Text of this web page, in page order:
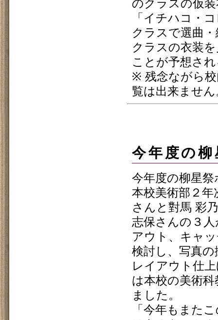
のクラスの仮
「イチハコ・
クラスで選曲
クラスの衣装
ことが予想さ
※ 残念ながら
覧は出来ませ
今年度の
今年度の柳星
本校美術部２年
さんと對馬 彩
志保さんの３
アウト、キャ
検討し、写真
レイアウト仕
は本校の美術
ました。
「今年もまた